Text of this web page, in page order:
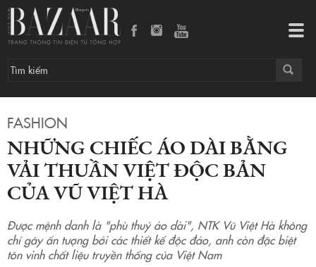
FASHION
NHỮNG CHIẾC ÁO DÀI BẰNG
VẢI THUẦN VIỆT ĐỘC BẢN
CỦA VŨ VIỆT HÀ
Được mệnh danh là "phù thuỷ áo dài", NTK Vũ Việt Hà không
chỉ gây ấn tượng bởi các thiết kế độc đáo, anh còn đặc biệt
tôn vinh chất liệu truyền thống của Việt Nam